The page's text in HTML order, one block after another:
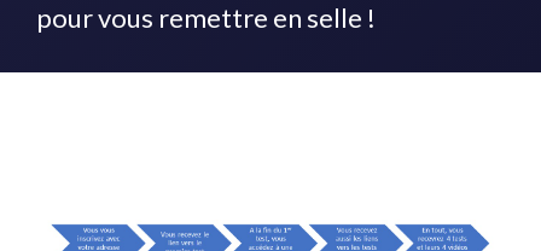
pour vous remettre en selle !